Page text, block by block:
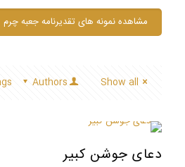
مشاهده نمونه های تقدیرنامه جعبه چرم
Authors Show all
دعای جوشن کبیر